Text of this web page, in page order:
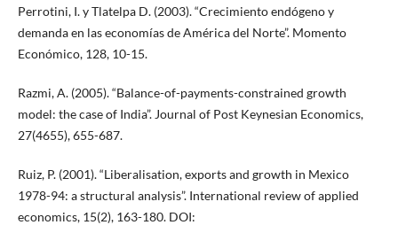
Perrotini, I. y Tlatelpa D. (2003). “Crecimiento endógeno y
demanda en las economías de América del Norte”. Momento
Económico, 128, 10-15.
Razmi, A. (2005). “Balance-of-payments-constrained growth
model: the case of India”. Journal of Post Keynesian Economics,
27(4655), 655-687.
Ruiz, P. (2001). “Liberalisation, exports and growth in Mexico
1978-94: a structural analysis”. International review of applied
economics, 15(2), 163-180. DOI: